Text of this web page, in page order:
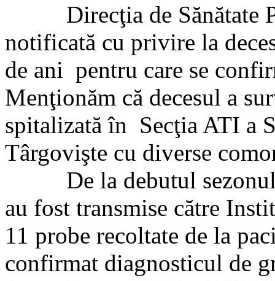
Direcţia de Sănătate
notificată cu privire la
de ani pentru care se
Menţionăm că decesul a
spitalizată în Secţia ATI a
Târgovişte cu diverse
De la debutul
au fost transmise către
11 probe recoltate de la
confirmat diagnosticul de